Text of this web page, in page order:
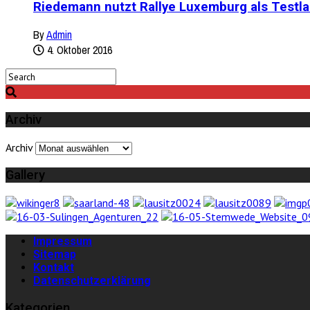
Riedemann nutzt Rallye Luxemburg als
ByAdmin
4. Oktober 2016
Archiv
Archiv
Gallery
Impressum
Sitemap
Kontakt
Datenschutzerklärung